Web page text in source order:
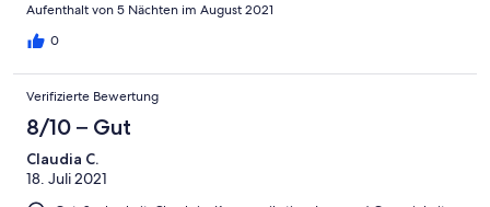
Aufenthalt von 5 Nächten im August 2021
0
Verifizierte Bewertung
8/10 – Gut
Claudia C.
18. Juli 2021